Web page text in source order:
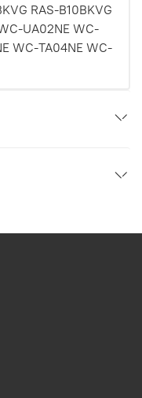
RAS-B10BKVG
UA02NE WC-
WC-TA04NE WC-